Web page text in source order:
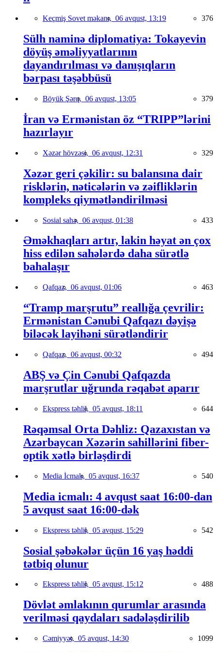
Keçmiş Sovet məkanı, 06 avqust, 13:19 376
Sülh naminə diplomatiya: Tokayevin
döyüş əməliyyatlarının
dayandırılması və danışıqların
bərpası təşəbbüsü
Böyük Şərq, 06 avqust, 13:05 379
İran və Ermənistan öz “TRIPP”lərini
hazırlayır
Xəzər hövzəsi, 06 avqust, 12:31 329
Xəzər geri çəkilir: su balansına dair
risklərin, nəticələrin və zəifliklərin
kompleks qiymətləndirilməsi
Sosial sahə, 06 avqust, 01:38 433
Əməkhaqları artır, lakin həyat ən çox
hiss edilən sahələrdə daha sürətlə
bahalaşır
Qafqaz, 06 avqust, 01:06 463
“Tramp marşrutu” reallığa çevrilir:
Ermənistan Cənubi Qafqazı dəyişə
biləcək layihəni sürətləndirir
Qafqaz, 06 avqust, 00:32 494
ABŞ və Çin Cənubi Qafqazda
marşrutlar uğrunda rəqabət aparır
Ekspress təhlil, 05 avqust, 18:11 644
Rəqəmsal Orta Dəhliz: Qazaxıstan və
Azərbaycan Xəzərin sahillərini fiber-
optik xətlə birləşdirdi
Media İcmalı, 05 avqust, 16:37 540
Media icmalı: 4 avqust saat 16:00-dan
5 avqust saat 16:00-dək
Ekspress təhlil, 05 avqust, 15:29 542
Sosial şəbəkələr üçün 16 yaş həddi
tətbiq olunur
Ekspress təhlil, 05 avqust, 15:12 488
Dövlət əmlakının qurumlar arasında
verilməsi qaydaları sadələşdirilib
Cəmiyyət, 05 avqust, 14:30 1099